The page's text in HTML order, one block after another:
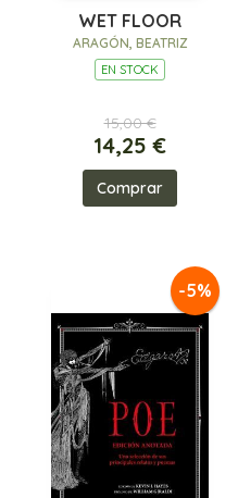
WET FLOOR
ARAGÓN, BEATRIZ
EN STOCK
15,00 €
14,25 €
Comprar
-5%